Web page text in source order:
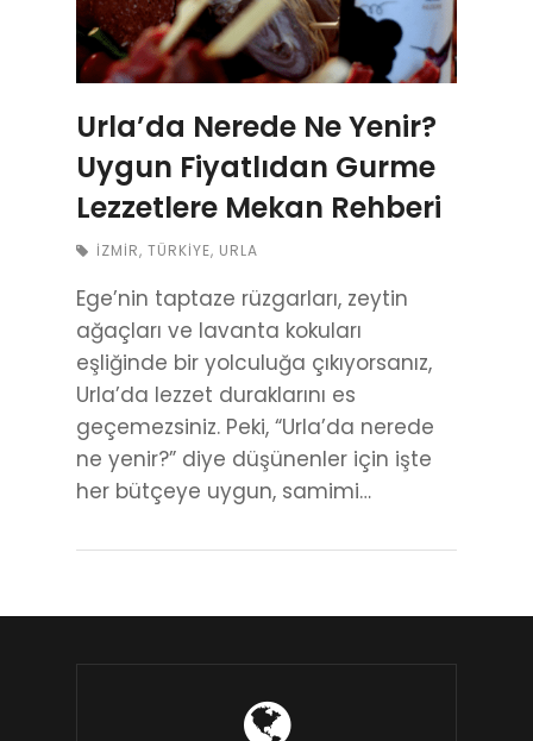
Urla’da Nerede Ne Yenir?
Uygun Fiyatlıdan Gurme
Lezzetlere Mekan Rehberi
İZMIR, TÜRKIYE, URLA
Ege’nin taptaze rüzgarları, zeytin
ağaçları ve lavanta kokuları
eşliğinde bir yolculuğa çıkıyorsanız,
Urla’da lezzet duraklarını es
geçemezsiniz. Peki, “Urla’da nerede
ne yenir?” diye düşünenler için işte
her bütçeye uygun, samimi…